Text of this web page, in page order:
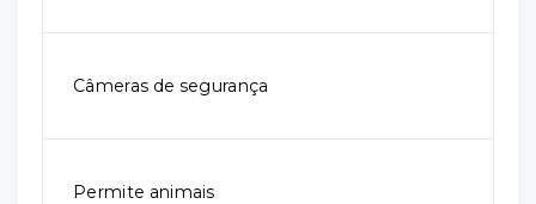
Câmeras de segurança
Permite animais